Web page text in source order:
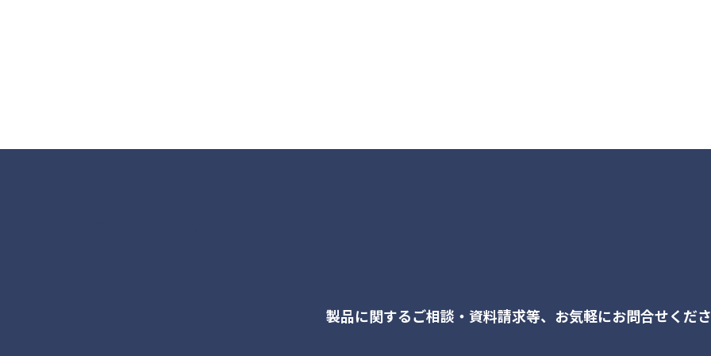
製品に関するご相談・資料請求等、 お気軽にお問合せくださ